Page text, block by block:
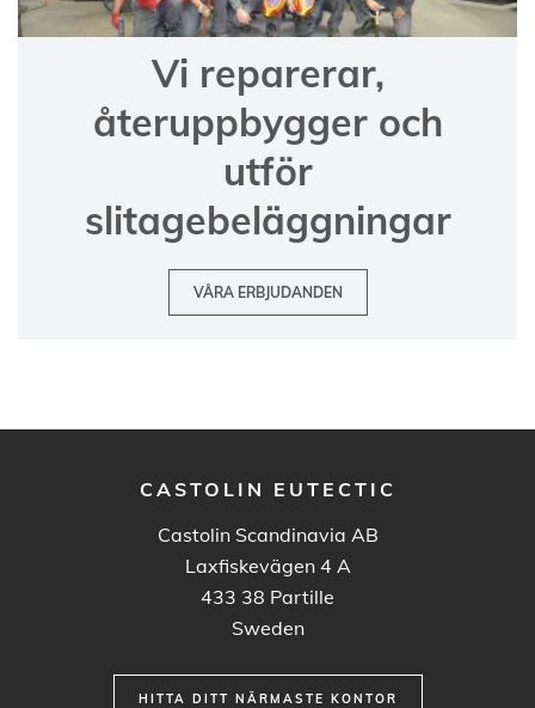
Vi reparerar,
återuppbygger och
utför
slitagebeläggningar
VÅRA ERBJUDANDEN
CASTOLIN EUTECTIC
Castolin Scandinavia AB
Laxfiskevägen 4 A
433 38 Partille
Sweden
HITTA DITT NÄRMASTE KONTOR